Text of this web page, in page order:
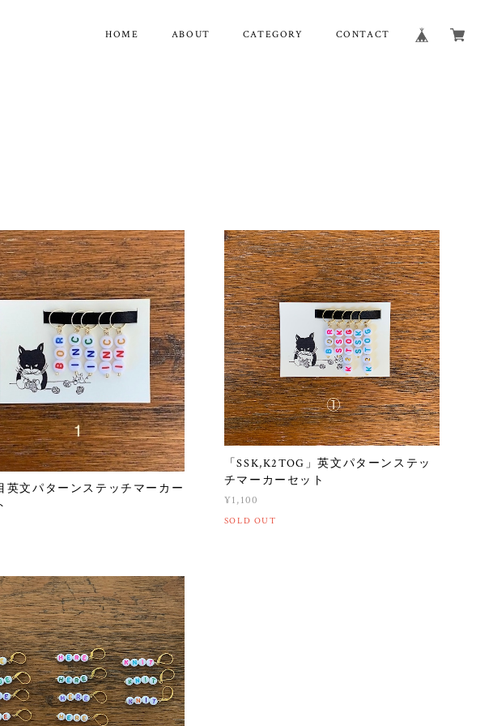
HOME ABOUT CATEGORY CONTACT
英文パターンステッチマーカー
「SSK,K2TOG」英文パターンステッ
チマーカーセット
¥1,100
SOLD OUT